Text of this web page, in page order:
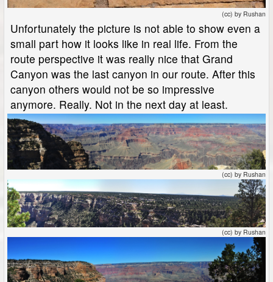
(cc) by Rushan
Unfortunately the picture is not able to show even a
small part how it looks like in real life. From the
route perspective it was really nice that Grand
Canyon was the last canyon in our route. After this
canyon others would not be so impressive
anymore. Really. Not in the next day at least.
(cc) by Rushan
(cc) by Rushan